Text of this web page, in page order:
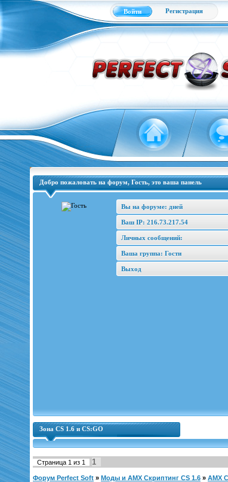
Войти Регистрация
Добро пожаловать на форум, Гость, это ваша панель
Вы на форуме: дней
Ваш IP: 216.73.217.54
Личных сообщений:
Ваша группа: Гости
Выход
Зона CS 1.6 и CS:GO
Страница 1 из 1 1
Форум Perfect Soft » Моды и AMX Скриптинг CS 1.6 » AMX